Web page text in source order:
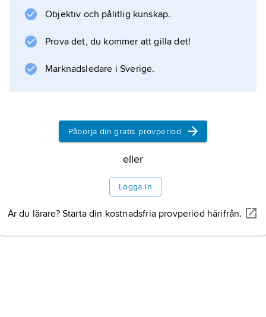
Objektiv och pålitlig kunskap.
Prova det, du kommer att gilla det!
Marknadsledare i Sverige.
Påbörja din gratis provperiod
eller
Logga in
Är du lärare? Starta din kostnadsfria provperiod härifrån.